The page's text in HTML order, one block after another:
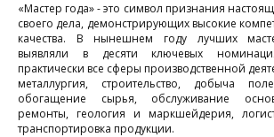
«Мастер года» - это символ признания
своего дела, демонстрирующих высокие
качества. В нынешнем году лучших
выявляли в десяти ключевых
практически все сферы производственной
металлургия, строительство, добыча
обогащение сырья, обслуживание
ремонты, геология и маркшейдерия,
транспортировка продукции.